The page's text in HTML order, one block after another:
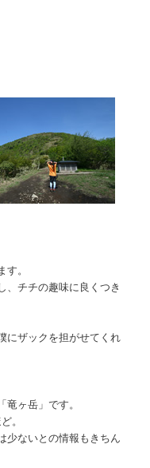
。
、チチの趣味に良くつき
にザックを担がせてくれ
ヶ岳」です。
。
少ないとの情報もきちん